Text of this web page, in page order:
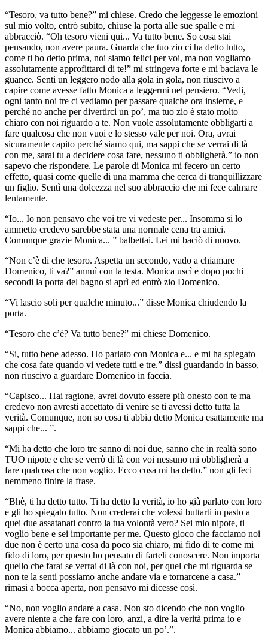
“Tesoro, va tutto bene?” mi chiese. Credo che leggesse le emozioni
sul mio volto, entrò subito, chiuse la porta alle sue spalle e mi
abbracciò. “Oh tesoro vieni qui... Va tutto bene. So cosa stai
pensando, non avere paura. Guarda che tuo zio ci ha detto tutto,
come ti ho detto prima, noi siamo felici per voi, ma non vogliamo
assolutamente approfittarci di te!” mi stringeva forte e mi baciava le
guance. Sentì un leggero nodo alla gola in gola, non riuscivo a
capire come avesse fatto Monica a leggermi nel pensiero. “Vedi,
ogni tanto noi tre ci vediamo per passare qualche ora insieme, e
perché no anche per divertirci un po’, ma tuo zio è stato molto
chiaro con noi riguardo a te. Non vuole assolutamente obbligarti a
fare qualcosa che non vuoi e lo stesso vale per noi. Ora, avrai
sicuramente capito perché siamo qui, ma sappi che se verrai di là
con me, sarai tu a decidere cosa fare, nessuno ti obbligherà.” io non
sapevo che rispondere. Le parole di Monica mi fecero un certo
effetto, quasi come quelle di una mamma che cerca di tranquillizzare
un figlio. Sentì una dolcezza nel suo abbraccio che mi fece calmare
lentamente.
“Io... Io non pensavo che voi tre vi vedeste per... Insomma si lo
ammetto credevo sarebbe stata una normale cena tra amici.
Comunque grazie Monica... ” balbettai. Lei mi baciò di nuovo.
“Non c’è di che tesoro. Aspetta un secondo, vado a chiamare
Domenico, ti va?” annuì con la testa. Monica uscì e dopo pochi
secondi la porta del bagno si aprì ed entrò zio Domenico.
“Vi lascio soli per qualche minuto...” disse Monica chiudendo la
porta.
“Tesoro che c’è? Va tutto bene?” mi chiese Domenico.
“Si, tutto bene adesso. Ho parlato con Monica e... e mi ha spiegato
che cosa fate quando vi vedete tutti e tre.” dissi guardando in basso,
non riuscivo a guardare Domenico in faccia.
“Capisco... Hai ragione, avrei dovuto essere più onesto con te ma
credevo non avresti accettato di venire se ti avessi detto tutta la
verità. Comunque, non so cosa ti abbia detto Monica esattamente ma
sappi che... ”.
“Mi ha detto che loro tre sanno di noi due, sanno che in realtà sono
TUO nipote e che se verrò di là con voi nessuno mi obbligherà a
fare qualcosa che non voglio. Ecco cosa mi ha detto.” non gli feci
nemmeno finire la frase.
“Bhè, ti ha detto tutto. Ti ha detto la verità, io ho già parlato con loro
e gli ho spiegato tutto. Non crederai che volessi buttarti in pasto a
quei due assatanati contro la tua volontà vero? Sei mio nipote, ti
voglio bene e sei importante per me. Questo gioco che facciamo noi
due non è certo una cosa da poco sia chiaro, mi fido di te come mi
fido di loro, per questo ho pensato di farteli conoscere. Non importa
quello che farai se verrai di là con noi, per quel che mi riguarda se
non te la senti possiamo anche andare via e tornarcene a casa.”
rimasi a bocca aperta, non pensavo mi dicesse così.
“No, non voglio andare a casa. Non sto dicendo che non voglio
avere niente a che fare con loro, anzi, a dire la verità prima io e
Monica abbiamo... abbiamo giocato un po’.”.